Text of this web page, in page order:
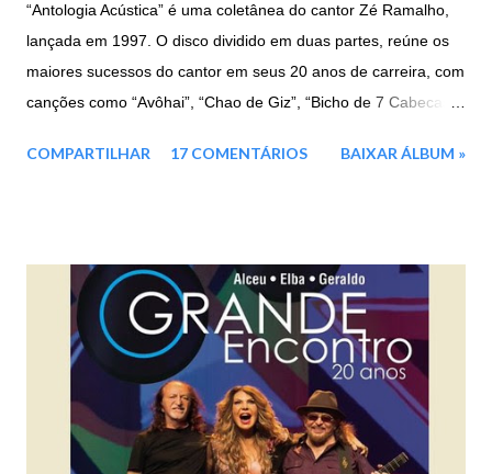
“Antologia Acústica” é uma coletânea do cantor Zé Ramalho,
lançada em 1997. O disco dividido em duas partes, reúne os
maiores sucessos do cantor em seus 20 anos de carreira, com
canções como “Avôhai”, “Chao de Giz”, “Bicho de 7 Cabecas”,
Beira Mar 04. Vila do Sossego 05. Canção Agalopada 06. A
Galope Rasante 06. Bicho de Sete Cabeças 07. Mulher Nova,
Bonita e Carinhosa, Faz o Homem Gemer Sem Sentir Dor 08.
Pepitas de Fogo 09. Jardim das Acácias II 10. Batendo na
Porta do Céu [Knockin' on Heaven's Door] Baixar: 165 MB -
ZiP - MP3 - 320 Kbps Google Drive - Box - MEGA
COMPARTILHAR 17 COMENTÁRIOS BAIXAR ÁLBUM »